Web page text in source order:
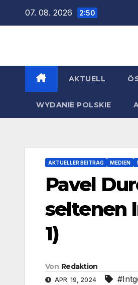
07. 08. 2026 2:50
AKTUELL
WYDANIE POLSKIE
AKTUELLER BEITRAG MEDIEN
Pavel
seltenen
1)
Von Redaktion
APR. 19, 2024